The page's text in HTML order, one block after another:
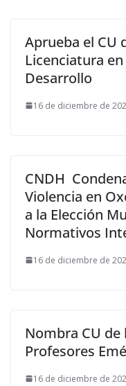
Aprueba el CU
Licenciatura
Desarrollo
16 de diciembre de
CNDH
Violencia en
a la Elección
Normativos
16 de diciembre de
Nombra CU
Profesores
16 de diciembre de